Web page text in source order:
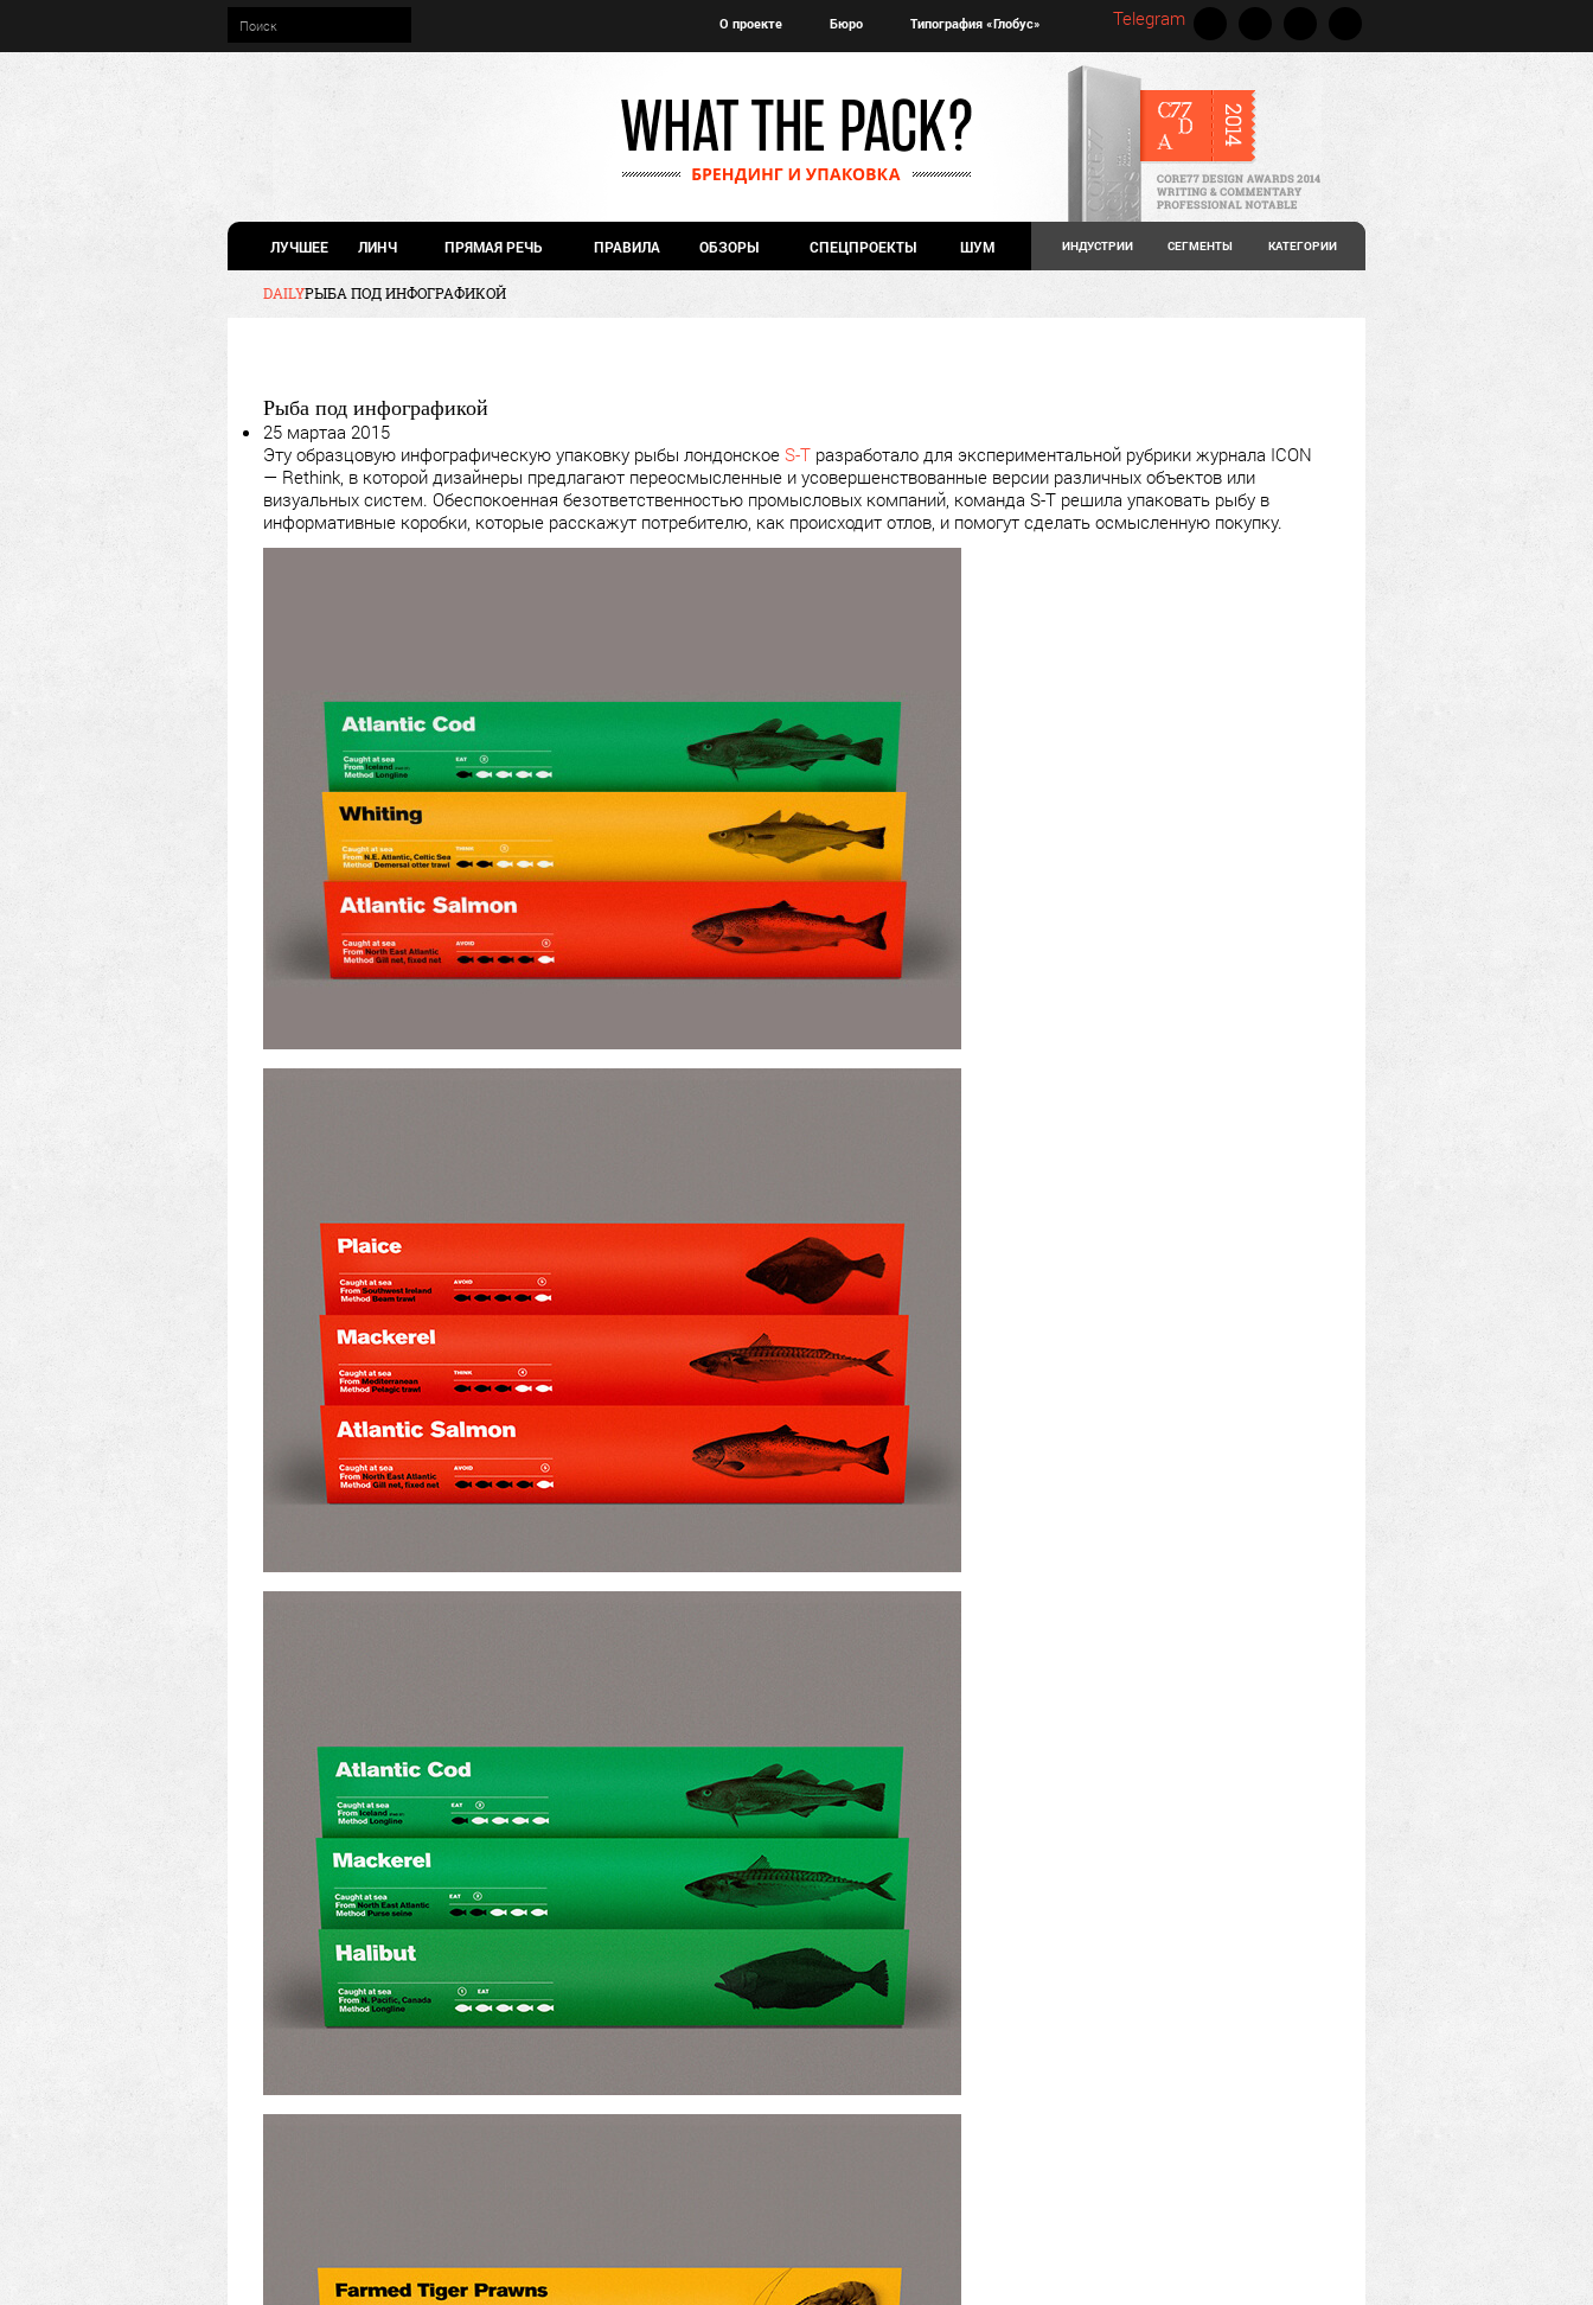
О проекте Бюро Типография «Глобус» Telegram
ЛУЧШЕЕ ЛИНЧ ПРЯМАЯ РЕЧЬ ПРАВИЛА ОБЗОРЫ СПЕЦПРОЕКТЫ ШУМ ИНДУСТРИИ СЕГМЕНТЫ КАТЕГОРИИ
DAILYРЫБА ПОД ИНФОГРАФИКОЙ
Рыба под инфографикой
25 мартаа 2015
Эту образцовую инфографическую упаковку рыбы лондонское S-T разработало для экспериментальной рубрики журнала ICON
— Rethink, в которой дизайнеры предлагают переосмысленные и усовершенствованные версии различных объектов или
визуальных систем. Обеспокоенная безответственностью промысловых компаний, команда S-T решила упаковать рыбу в
информативные коробки, которые расскажут потребителю, как происходит отлов, и помогут сделать осмысленную покупку.